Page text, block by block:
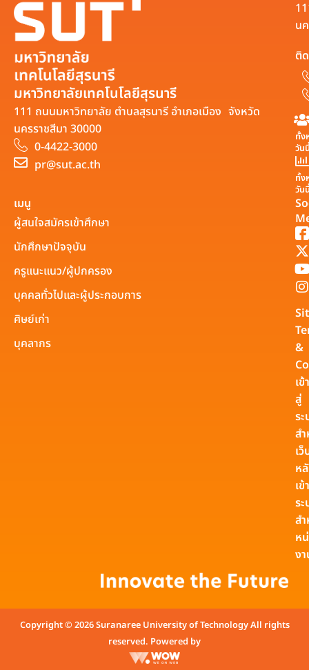
มหาวิทยาลัยเทคโนโลยีสุรนารี
111 ถนนมหาวิทยาลัย ตำบลสุรนารี อำเภอเมือง จังหวัด
นครราชสีมา 30000
0-4422-3000
pr@sut.ac.th
น
ติ
ทั้ง
วัน
ทั้ง
วัน
เมนู
ผู้สนใจสมัครเข้าศึกษา
นักศึกษาปัจจุบัน
ครูแนะแนว/ผู้ปกครอง
บุคคลทั่วไปและผู้ประกอบการ
ศิษย์เก่า
บุคลากร
&
เข้า
สู่
ร
ส
เ
ห
เข้
ร
ส
ห
ง
Copyright © 2026 Suranaree University of Technology All rights
reserved. Powered by